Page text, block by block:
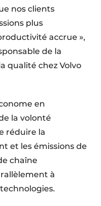
nos clients
plus
accrue »,
de la
qualité chez Volvo
en
la volonté
réduire la
et les émissions de
chaîne
à